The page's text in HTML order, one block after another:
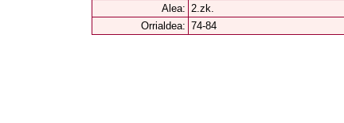
Alea: 2.zk.
Orrialdea: 74-84